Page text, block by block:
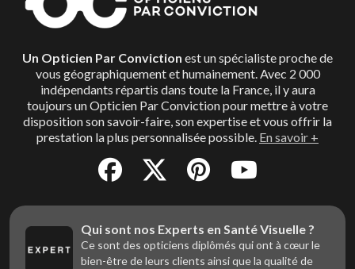
Un Opticien Par Conviction est un spécialiste proche de
vous géographiquement et humainement. Avec 2 000
indépendants répartis dans toute la France, il y aura
toujours un Opticien Par Conviction pour mettre à votre
disposition son savoir-faire, son expertise et vous offrir la
prestation la plus personnalisée possible. En savoir +
Qui sont nos Experts en Santé Visuelle ?
Ce sont des opticiens diplômés qui ont à cœur le
bien-être de leurs clients ainsi que la qualité de